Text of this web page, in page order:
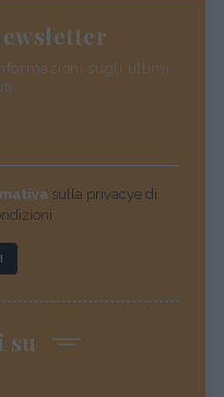
sugli ultimi
sulla privacye di
su